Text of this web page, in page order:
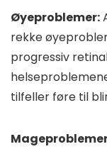
Øyeproblemer:
rekke
progressiv
tilfeller føre til